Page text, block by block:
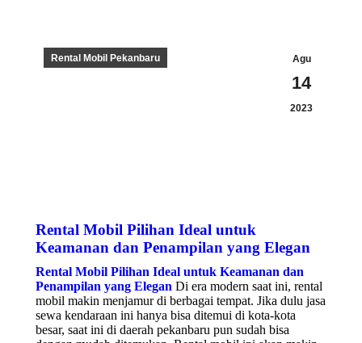
Agu
14
2023
Rental Mobil Pekanbaru
Rental Mobil Pilihan Ideal untuk
Keamanan dan Penampilan yang Elegan
Rental Mobil Pilihan Ideal untuk Keamanan dan
Penampilan yang Elegan Di era modern saat ini, rental
mobil makin menjamur di berbagai tempat. Jika dulu jasa
sewa kendaraan ini hanya bisa ditemui di kota-kota
besar, saat ini di daerah pekanbaru pun sudah bisa